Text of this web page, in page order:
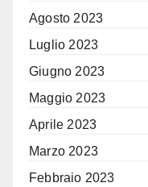
Agosto 2023
Luglio 2023
Giugno 2023
Maggio 2023
Aprile 2023
Marzo 2023
Febbraio 2023